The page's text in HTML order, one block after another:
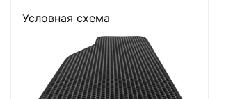
Условная схема